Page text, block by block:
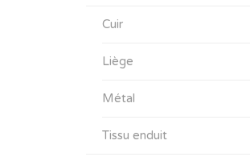
Cuir
Liège
Métal
Tissu enduit